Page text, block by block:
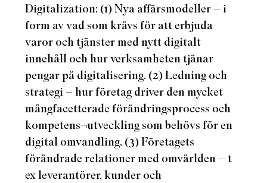
Digitalization: (1) Nya affärsmodeller – i
form av vad som krävs för att erbjuda
varor och tjänster med nytt digitalt
innehåll och hur verksamheten tjänar
pengar på digitalisering. (2) Ledning och
strategi – hur företag driver den mycket
mångfacetterade förändringsprocess och
kompetens¬utveckling som behövs för en
digital omvandling. (3) Företagets
förändrade relationer med omvärlden – t
ex leverantörer, kunder och